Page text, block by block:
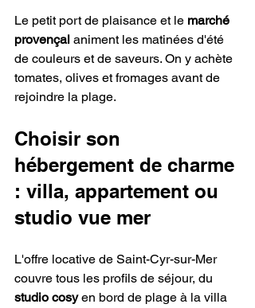
Le petit port de plaisance et le marché
provençal animent les matinées d'été
de couleurs et de saveurs. On y achète
tomates, olives et fromages avant de
rejoindre la plage.
Choisir son
hébergement de charme
: villa, appartement ou
studio vue mer
L'offre locative de Saint-Cyr-sur-Mer
couvre tous les profils de séjour, du
studio cosy en bord de plage à la villa